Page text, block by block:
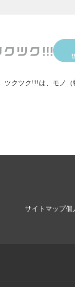
ツクツク!!!は、 モノ（
サイトマップ個